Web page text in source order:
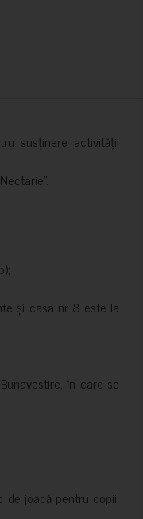
susținere activității
și casa nr 8 este la
în care se
de joacă pentru copii,